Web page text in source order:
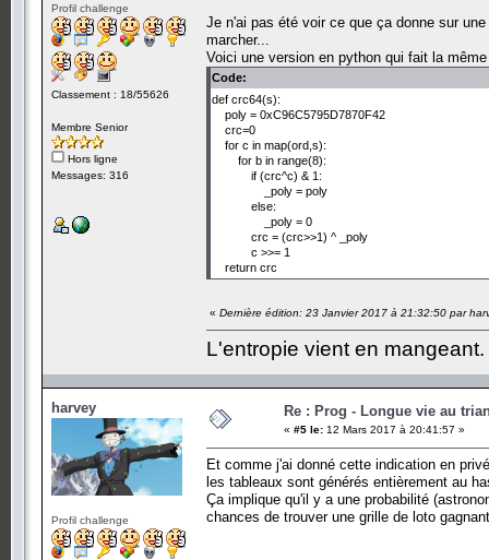
Profil challenge
Classement : 18/55626
Membre Senior
Hors ligne
Messages: 316
Je n'ai pas été voir ce que ça donne sur
marcher...
Voici une version en python qui fait la
Code:
def crc64(s):
poly = 0xC96C5795D7870F42
crc=0
for c in map(ord,s):
for b in range(8):
if (crc^c) & 1:
_poly = poly
else:
_poly = 0
crc = (crc>>1) ^ _poly
c >>= 1
return crc
« Dernière édition: 23 Janvier 2017 à 21:32:50 par
L'entropie vient en mangeant.
harvey
Profil challenge
Re : Prog - Longue vie au
« #5 le: 12 Mars 2017 à 20:41:57 »
Et comme j'ai donné cette indication en
les tableaux sont générés entièrement au
Ça implique qu'il y a une probabilité
chances de trouver une grille de loto